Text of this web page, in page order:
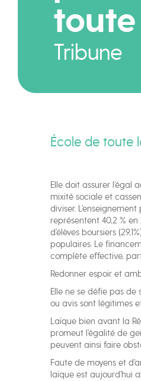
Tribune
École de toute
Elle doit assurer l’égal
mixité sociale et
diviser.
représentent 40,2 %
d’élèves boursiers
populaires. Le
complète effective,
Redonner espoir et
Elle ne se défie pas
ou avis sont légitimes
Laïque bien avant la
promeut l’égalité de
peuvent ainsi faire
Faute de moyens et
laïque est aujourd’hui